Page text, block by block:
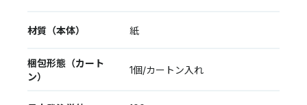
材質（本体） 紙
梱包形態（カート
ン）
1個/カートン入れ